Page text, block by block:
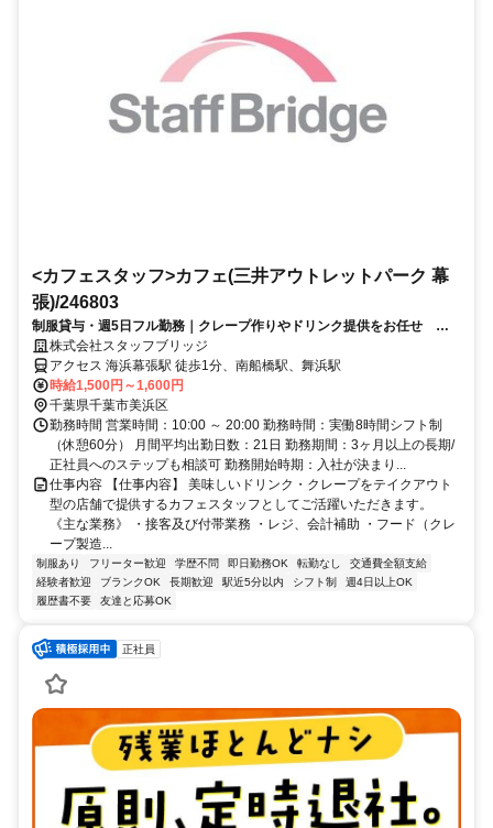
<カフェスタッフ>カフェ(三井アウトレットパーク 幕
張)/246803
制服貸与・週5日フル勤務｜クレープ作りやドリンク提供をお任せ 幕
張アウトレット（交通費全額支給）
株式会社スタッフブリッジ
アクセス 海浜幕張駅 徒歩1分、南船橋駅、舞浜駅
時給1,500円～1,600円
千葉県千葉市美浜区
勤務時間 営業時間：10:00 ～ 20:00 勤務時間：実働8時間シフト制
（休憩60分） 月間平均出勤日数：21日 勤務期間：3ヶ月以上の長期/
正社員へのステップも相談可 勤務開始時期：入社が決まり...
仕事内容 【仕事内容】 美味しいドリンク・クレープをテイクアウト
型の店舗で提供するカフェスタッフとしてご活躍いただきます。
《主な業務》 ・接客及び付帯業務 ・レジ、会計補助 ・フード（クレ
ープ製造...
制服あり フリーター歓迎 学歴不問 即日勤務OK 転勤なし
交通費全額支給
経験者歓迎
ブランクOK 長期歓迎 駅近5分以内 シフト制
週4日以上OK
履歴書不要
友達と応募OK
正社員